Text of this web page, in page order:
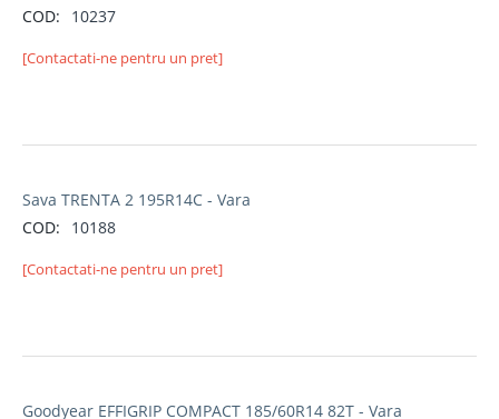
COD:
10237
[Contactati-ne pentru un pret]
Sava TRENTA 2 195R14C - Vara
COD:
10188
[Contactati-ne pentru un pret]
Goodyear EFFIGRIP COMPACT 185/60R14 82T - Vara